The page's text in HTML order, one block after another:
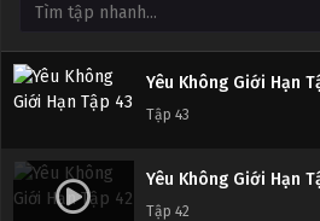
Tập 44
Yêu Không Giới Hạn
Tập 43
Yêu Không Giới Hạn
Tập 42